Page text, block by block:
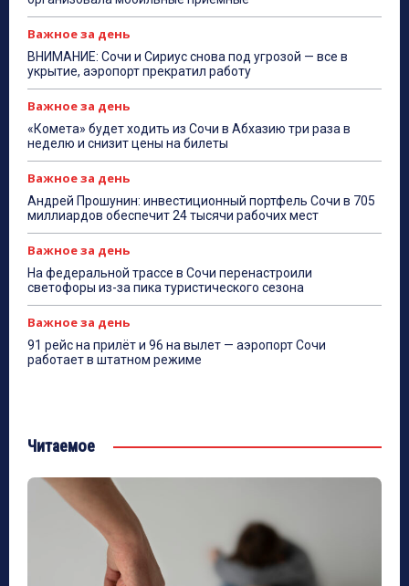
Важное за день
ВНИМАНИЕ: Сочи и Сириус снова под угрозой — все в
укрытие, аэропорт прекратил работу
Важное за день
«Комета» будет ходить из Сочи в Абхазию три раза в
неделю и снизит цены на билеты
Важное за день
Андрей Прошунин: инвестиционный портфель Сочи в 705
миллиардов обеспечит 24 тысячи рабочих мест
Важное за день
На федеральной трассе в Сочи перенастроили
светофоры из-за пика туристического сезона
Важное за день
91 рейс на прилёт и 96 на вылет — аэропорт Сочи
работает в штатном режиме
Читаемое